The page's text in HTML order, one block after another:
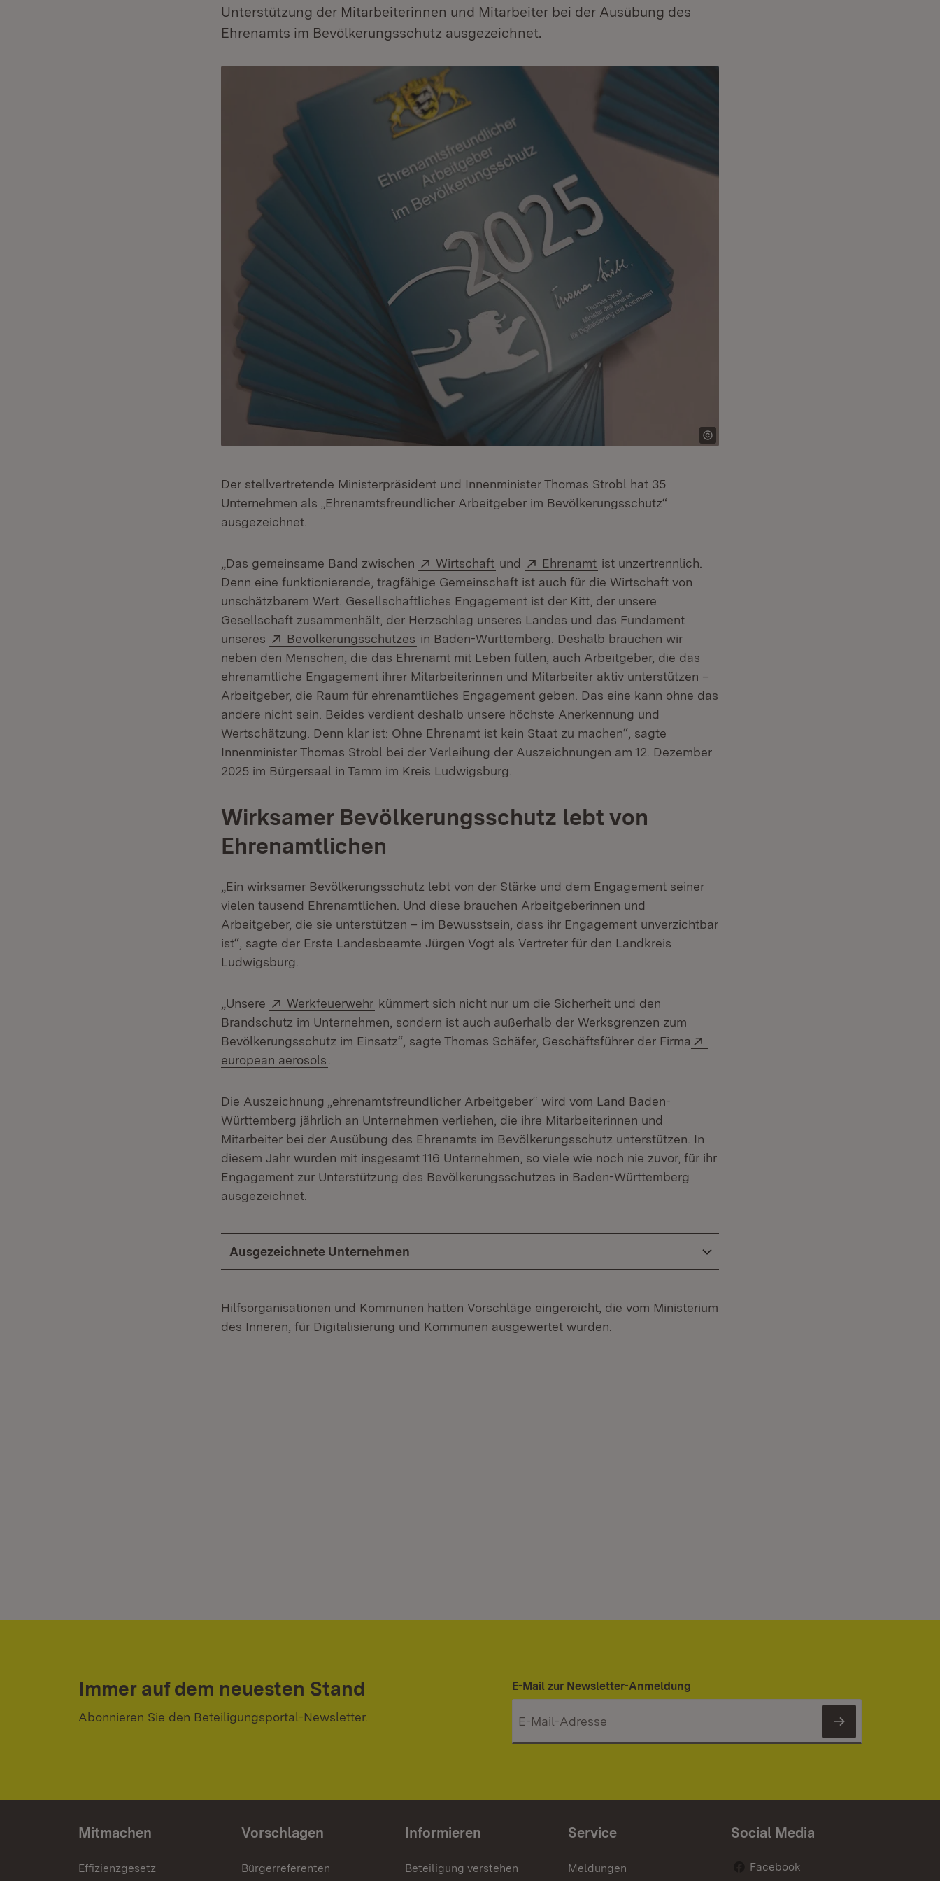
Unterstützung der Mitarbeiterinnen und Mitarbeiter bei der Ausübung des
Ehrenamts im Bevölkerungsschutz ausgezeichnet.
Der stellvertretende Ministerpräsident und Innenminister Thomas Strobl hat 35
Unternehmen als „Ehrenamtsfreundlicher Arbeitgeber im Bevölkerungsschutz“
ausgezeichnet.
„Das gemeinsame Band zwischen Extern:
Wirtschaft (Öffnet in neuem Fenster)
und Extern:
Ehrenamt (Öffnet in neuem Fenster)
ist unzertrennlich.
Denn eine funktionierende, tragfähige Gemeinschaft ist auch für die Wirtschaft von
unschätzbarem Wert. Gesellschaftliches Engagement ist der Kitt, der unsere
Gesellschaft zusammenhält, der Herzschlag unseres Landes und das Fundament
unseres
Extern:
Bevölkerungsschutzes (Öffnet in neuem Fenster)
in Baden-Württemberg. Deshalb brauchen wir
neben den Menschen, die das Ehrenamt mit Leben füllen, auch Arbeitgeber, die das
ehrenamtliche Engagement ihrer Mitarbeiterinnen und Mitarbeiter aktiv unterstützen –
Arbeitgeber, die Raum für ehrenamtliches Engagement geben. Das eine kann ohne das
andere nicht sein. Beides verdient deshalb unsere höchste Anerkennung und
Wertschätzung. Denn klar ist: Ohne Ehrenamt ist kein Staat zu machen“, sagte
Innenminister Thomas Strobl bei der Verleihung der Auszeichnungen am 12. Dezember
2025 im Bürgersaal in Tamm im Kreis Ludwigsburg.
Wirksamer Bevölkerungsschutz lebt von
Ehrenamtlichen
„Ein wirksamer Bevölkerungsschutz lebt von der Stärke und dem Engagement seiner
vielen tausend Ehrenamtlichen. Und diese brauchen Arbeitgeberinnen und
Arbeitgeber, die sie unterstützen – im Bewusstsein, dass ihr Engagement unverzichtbar
ist“, sagte der Erste Landesbeamte Jürgen Vogt als Vertreter für den Landkreis
Ludwigsburg.
„Unsere Extern:
Werkfeuerwehr (Öffnet in neuem Fenster)
kümmert sich nicht nur um die Sicherheit und den
Brandschutz im Unternehmen, sondern ist auch außerhalb der Werksgrenzen zum
Bevölkerungsschutz im Einsatz“, sagte Thomas Schäfer, Geschäftsführer der Firma
european aerosols
Die Auszeichnung „ehrenamtsfreundlicher Arbeitgeber“ wird vom Land Baden-
Württemberg jährlich an Unternehmen verliehen, die ihre Mitarbeiterinnen und
Mitarbeiter bei der Ausübung des Ehrenamts im Bevölkerungsschutz unterstützen. In
diesem Jahr wurden mit insgesamt 116 Unternehmen, so viele wie noch nie zuvor, für ihr
Engagement zur Unterstützung des Bevölkerungsschutzes in Baden-Württemberg
ausgezeichnet.
Ausgezeichnete Unternehmen
Hilfsorganisationen und Kommunen hatten Vorschläge eingereicht, die vom Ministerium
des Inneren, für Digitalisierung und Kommunen ausgewertet wurden.
Immer auf dem neuesten Stand
Abonnieren Sie den Beteiligungsportal-Newsletter.
E-Mail zur Newsletter-Anmeldung
Newsletter
Mitmachen
Effizienzgesetz
Vorschlagen
Bürgerreferenten
Informieren
Beteiligung verstehen
Service
Meldungen
Social Media
Facebook